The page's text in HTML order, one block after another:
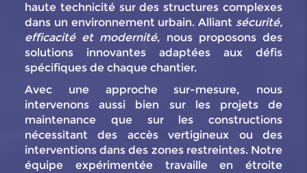
haute technicité sur des structures complexes
dans un environnement urbain. Alliant sécurité,
efficacité et modernité, nous proposons des
solutions innovantes adaptées aux défis
spécifiques de chaque chantier.
Avec une approche sur-mesure, nous
intervenons aussi bien sur les projets de
maintenance que sur les constructions
nécessitant des accès vertigineux ou des
interventions dans des zones restreintes. Notre
équipe expérimentée travaille en étroite